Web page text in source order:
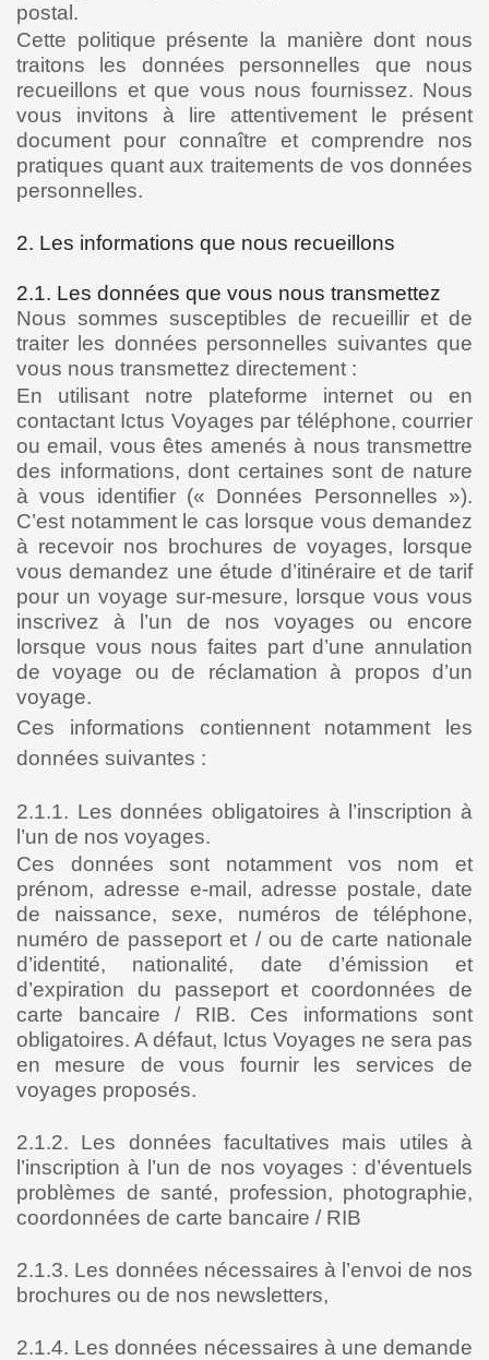
postal.
Cette politique présente la manière dont nous
traitons les données personnelles que nous
recueillons et que vous nous fournissez. Nous
vous invitons à lire attentivement le présent
document pour connaître et comprendre nos
pratiques quant aux traitements de vos données
personnelles.
2. Les informations que nous recueillons
2.1. Les données que vous nous transmettez
Nous sommes susceptibles de recueillir et de
traiter les données personnelles suivantes que
vous nous transmettez directement :
En utilisant notre plateforme internet ou en
contactant Ictus Voyages par téléphone, courrier
ou email, vous êtes amenés à nous transmettre
des informations, dont certaines sont de nature
à vous identifier (« Données Personnelles »).
C’est notamment le cas lorsque vous demandez
à recevoir nos brochures de voyages, lorsque
vous demandez une étude d’itinéraire et de tarif
pour un voyage sur-mesure, lorsque vous vous
inscrivez à l’un de nos voyages ou encore
lorsque vous nous faites part d’une annulation
de voyage ou de réclamation à propos d’un
voyage.
Ces informations contiennent notamment les
données suivantes :
2.1.1. Les données obligatoires à l’inscription à
l’un de nos voyages.
Ces données sont notamment vos nom et
prénom, adresse e-mail, adresse postale, date
de naissance, sexe, numéros de téléphone,
numéro de passeport et / ou de carte nationale
d’identité, nationalité, date d’émission et
d’expiration du passeport et coordonnées de
carte bancaire / RIB. Ces informations sont
obligatoires. A défaut, Ictus Voyages ne sera pas
en mesure de vous fournir les services de
voyages proposés.
2.1.2. Les données facultatives mais utiles à
l’inscription à l’un de nos voyages : d’éventuels
problèmes de santé, profession, photographie,
coordonnées de carte bancaire / RIB
2.1.3. Les données nécessaires à l’envoi de nos
brochures ou de nos newsletters,
2.1.4. Les données nécessaires à une demande